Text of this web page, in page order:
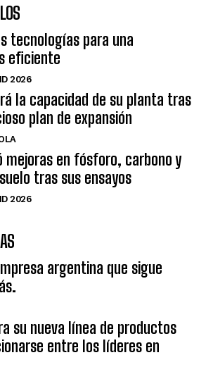
tecnologías para una
eficiente
2026
la capacidad de su planta tras
plan de expansión
mejoras en fósforo, carbono y
tras sus ensayos
2026
argentina que sigue
su nueva línea de productos
entre los líderes en